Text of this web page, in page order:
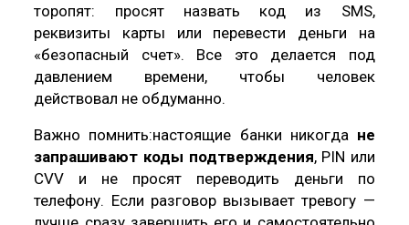
торопят: просят назвать код из SMS,
реквизиты карты или перевести деньги на
«безопасный счет». Все это делается под
давлением времени, чтобы человек
действовал не обдуманно.
Важно помнить:настоящие банки никогда не
запрашивают коды подтверждения, PIN или
CVV и не просят переводить деньги по
телефону. Если разговор вызывает тревогу —